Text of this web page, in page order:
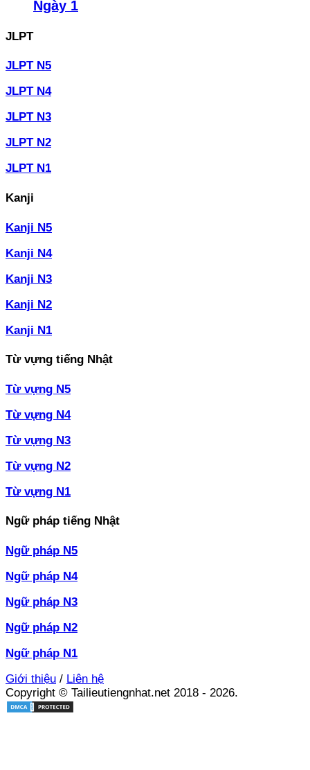
Ngày 1
JLPT
JLPT N5
JLPT N4
JLPT N3
JLPT N2
JLPT N1
Kanji
Kanji N5
Kanji N4
Kanji N3
Kanji N2
Kanji N1
Từ vựng tiếng Nhật
Từ vựng N5
Từ vựng N4
Từ vựng N3
Từ vựng N2
Từ vựng N1
Ngữ pháp tiếng Nhật
Ngữ pháp N5
Ngữ pháp N4
Ngữ pháp N3
Ngữ pháp N2
Ngữ pháp N1
Giới thiệu / Liên hệ
Copyright © Tailieutiengnhat.net 2018 - 2026.